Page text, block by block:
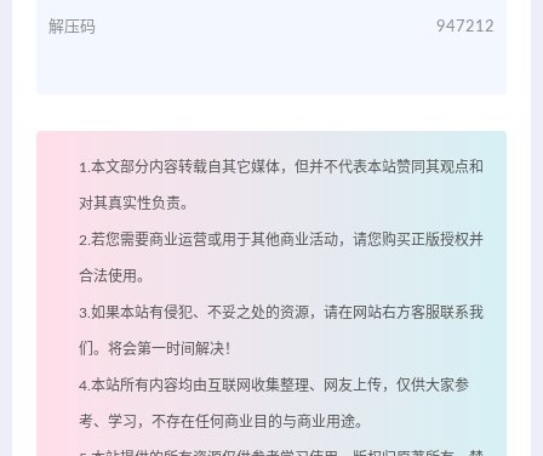
解压码 947212
1.本文部分内容转载自其它媒体，但并不代表本站赞同其观点和
对其真实性负责。
2.若您需要商业运营或用于其他商业活动，请您购买正版授权并
合法使用。
3.如果本站有侵犯、不妥之处的资源，请在网站右方客服联系我
们。将会第一时间解决！
4.本站所有内容均由互联网收集整理、网友上传，仅供大家参
考、学习，不存在任何商业目的与商业用途。